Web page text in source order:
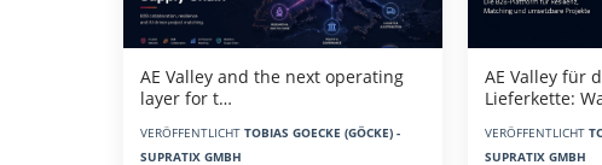
AE Valley and the next operating
layer for t…
VERÖFFENTLICHT TOBIAS GOECKE (GÖCKE) -
SUPRATIX GMBH
AE Valley für
Lieferkette:
VERÖFFENTLICHT
SUPRATIX GMBH